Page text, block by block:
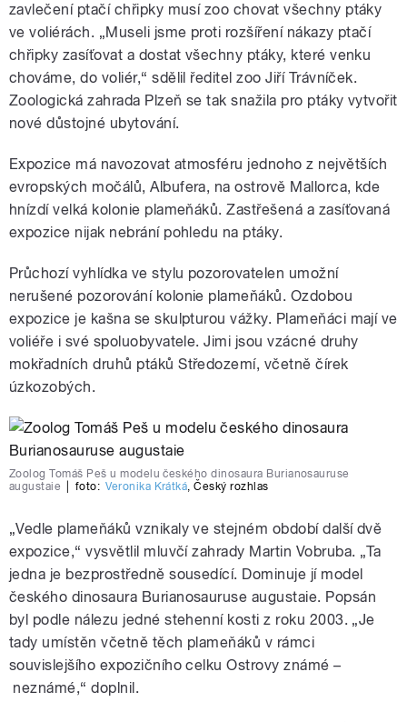
zavlečení ptačí chřipky musí zoo chovat všechny ptáky
ve voliérách. „Museli jsme proti rozšíření nákazy ptačí
chřipky zasíťovat a dostat všechny ptáky, které venku
chováme, do voliér,“ sdělil ředitel zoo Jiří Trávníček.
Zoologická zahrada Plzeň se tak snažila pro ptáky vytvořit
nové důstojné ubytování.
Expozice má navozovat atmosféru jednoho z největších
evropských močálů, Albufera, na ostrově Mallorca, kde
hnízdí velká kolonie plameňáků. Zastřešená a zasíťovaná
expozice nijak nebrání pohledu na ptáky.
Průchozí vyhlídka ve stylu pozorovatelen umožní
nerušené pozorování kolonie plameňáků. Ozdobou
expozice je kašna se skulpturou vážky. Plameňáci mají ve
voliéře i své spoluobyvatele. Jimi jsou vzácné druhy
mokřadních druhů ptáků Středozemí, včetně čírek
úzkozobých.
Zoolog Tomáš Peš u modelu českého dinosaura Burianosauruse
augustaie
foto: Veronika Krátká,Český rozhlas
„Vedle plameňáků vznikaly ve stejném období další dvě
expozice,“ vysvětlil mluvčí zahrady Martin Vobruba. „Ta
jedna je bezprostředně sousedící. Dominuje jí model
českého dinosaura Burianosauruse augustaie. Popsán
byl podle nálezu jedné stehenní kosti z roku 2003. „Je
tady umístěn včetně těch plameňáků v rámci
souvislejšího expozičního celku Ostrovy známé –
neznámé,“ doplnil.